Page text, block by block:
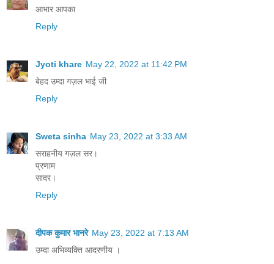
आभार आपका
Reply
Jyoti khare May 22, 2022 at 11:42 PM
बेहद उम्दा गज़ल भाई जी
Reply
Sweta sinha May 23, 2022 at 3:33 AM
सराहनीय गज़ल सर।
प्रणाम
सादर।
Reply
दीपक कुमार भानरे May 23, 2022 at 7:13 AM
उम्दा अभिव्यक्ति आदरणीय ।